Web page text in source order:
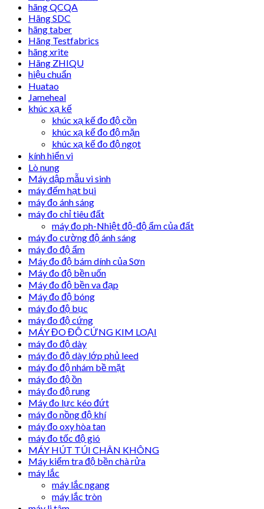
hãng QCQA
Hãng SDC
hãng taber
Hãng Testfabrics
hãng xrite
Hãng ZHIQU
hiệu chuẩn
Huatao
Jameheal
khúc xạ kế
khúc xạ kế đo độ cồn
khúc xạ kế đo độ mặn
khúc xạ kế đo độ ngọt
kính hiển vi
Lò nung
Máy dập mẫu vi sinh
máy đếm hạt bụi
máy đo ánh sáng
máy đo chỉ tiêu đất
máy đo ph-Nhiệt độ-độ ẩm của đất
máy đo cường độ ánh sáng
máy đo độ ẩm
Máy đo độ bám dính của Sơn
Máy đo độ bền uốn
Máy đo độ bền va đạp
Máy đo độ bóng
máy đo độ bục
máy đo độ cứng
MÁY ĐO ĐỘ CỨNG KIM LOẠI
máy đo độ dày
máy đo độ dày lớp phủ leed
máy đo độ nhám bề mặt
máy đo độ ồn
máy đo độ rung
Máy đo lực kéo đứt
máy đo nồng độ khí
máy đo oxy hòa tan
máy đo tốc độ gió
MÁY HÚT TÚI CHÂN KHÔNG
Máy kiểm tra độ bền chà rửa
máy lắc
máy lắc ngang
máy lắc tròn